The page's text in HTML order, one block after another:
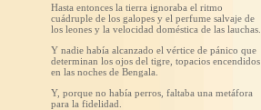
Hasta entonces la tierra ignoraba el ritmo
cuádruple de los galopes y el perfume salvaje de
los leones y la velocidad doméstica de las lauchas.
Y nadie había alcanzado el vértice de pánico que
determinan los ojos del tigre, topacios encendidos
en las noches de Bengala.
Y, porque no había perros, faltaba una metáfora
para la fidelidad.